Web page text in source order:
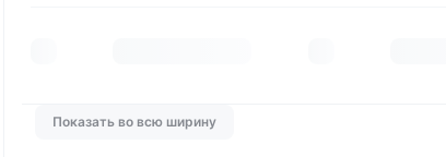
Показать во всю ширину